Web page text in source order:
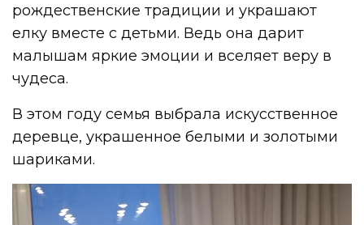
рождественские традиции и украшают
елку вместе с детьми. Ведь она дарит
малышам яркие эмоции и вселяет веру в
чудеса.
В этом году семья выбрала искусственное
деревце, украшенное белыми и золотыми
шариками.